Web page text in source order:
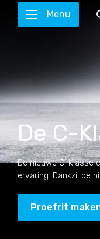
Menu
De C-
De nieuwe C-Klasse
ervaring. Dankzij de
Proefrit